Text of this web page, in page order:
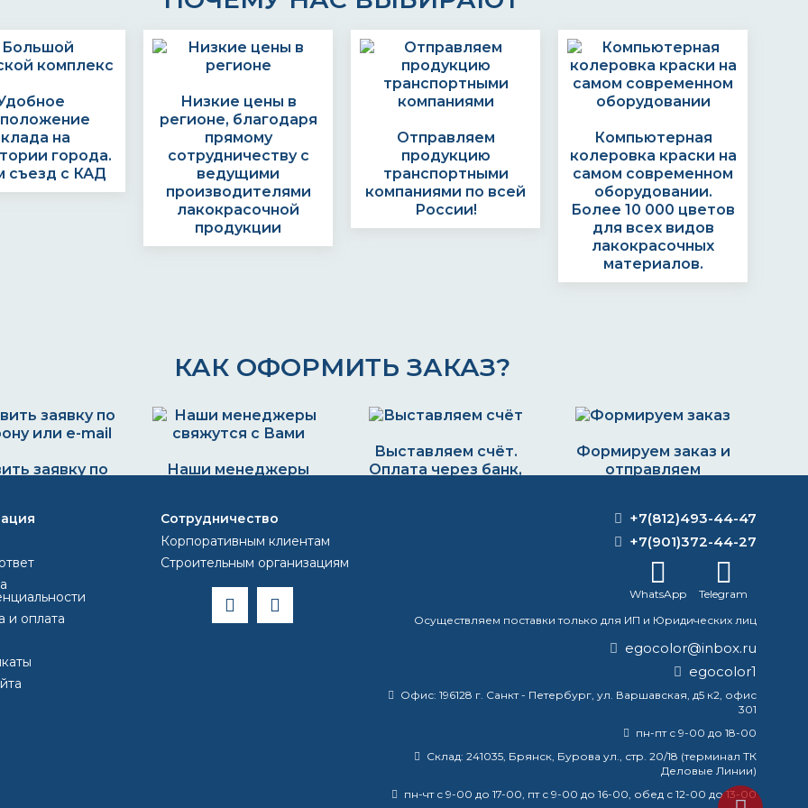
на
города.
съезд с КАД
Низкие цены в
регионе, благодаря
прямому
сотрудничеству с
ведущими
производителями
лакокрасочной
продукции
Отправляем
продукцию
транспортными
компаниями по всей
России!
Компьютерная
колеровка краски на
самом современном
оборудовании.
Более 10 000 цветов
для всех видов
лакокрасочных
материалов.
КАК ОФОРМИТЬ ЗАКАЗ?
заявку по
Наши менеджеры
заказа
Выставляем счёт.
Оплата через банк,
Формируем заказ и
отправляем
Полуглянцевую краску лучше наносить валиком или
Какого цвета пожарный гидрант?
и оплата
Сотрудничество
Корпоративным клиентам
Строительным организациям
+7(812)493-44-47
+7(901)372-44-27
WhatsApp
Telegram
Осуществляем поставки только для ИП и Юридических лиц
egocolor@inbox.ru
egocolor1
Офис: 196128 г. Санкт - Петербург, ул. Варшавская, д5 к2, офис
301
пн-пт с 9-00 до 18-00
Склад: 241035, Брянск, Бурова ул., стр. 20/18 (терминал ТК
Деловые Линии)
пн-чт с 9-00 до 17-00, пт с 9-00 до 16-00, обед с 12-00 до 13-00